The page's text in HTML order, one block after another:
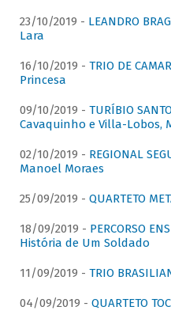
23/10/2019 - LEANDRO
Lara
16/10/2019 - TRIO DE
Princesa
09/10/2019 - TURÍBIO
Cavaquinho e Villa-Lobos,
02/10/2019 - REGIONAL
Manoel Moraes
25/09/2019 - QUARTETO
18/09/2019 - PERCORSO
História de Um Soldado
11/09/2019 - TRIO
04/09/2019 - QUARTETO